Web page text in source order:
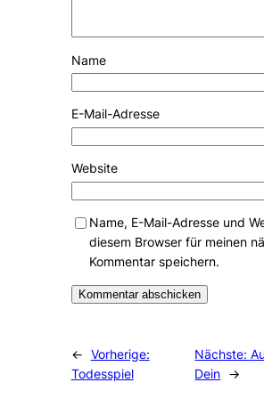
Name
E-Mail-Adresse
Website
Name, E-Mail-Adresse und
diesem Browser für meinen
Kommentar speichern.
← Vorherige:
Todesspiel
Nächste:
Dein →